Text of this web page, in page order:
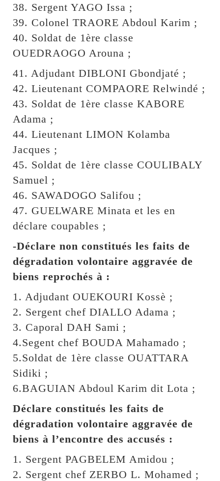
38. Sergent YAGO Issa ;
39. Colonel TRAORE Abdoul Karim ;
40. Soldat de 1ère classe
OUEDRAOGO Arouna ;
41. Adjudant DIBLONI Gbondjaté ;
42. Lieutenant COMPAORE Relwindé ;
43. Soldat de 1ère classe KABORE
Adama ;
44. Lieutenant LIMON Kolamba
Jacques ;
45. Soldat de 1ère classe COULIBALY
Samuel ;
46. SAWADOGO Salifou ;
47. GUELWARE Minata et les en
déclare coupables ;
-Déclare non constitués les faits de
dégradation volontaire aggravée de
biens reprochés à :
1. Adjudant OUEKOURI Kossè ;
2. Sergent chef DIALLO Adama ;
3. Caporal DAH Sami ;
4.Segent chef BOUDA Mahamado ;
5.Soldat de 1ère classe OUATTARA
Sidiki ;
6.BAGUIAN Abdoul Karim dit Lota ;
Déclare constitués les faits de
dégradation volontaire aggravée de
biens à l’encontre des accusés :
1. Sergent PAGBELEM Amidou ;
2. Sergent chef ZERBO L. Mohamed ;